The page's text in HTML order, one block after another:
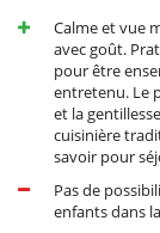
TV in ogni camera
Per la vostra
Aria condizionata
Asciugacapelli
Camini
Personale
Cuoco
Calme et vue
avec goût.
pour être
entretenu. Le
et la
cuisinière
savoir pour
Pas de
enfants dans